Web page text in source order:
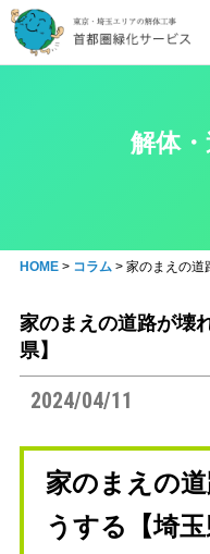
解体
HOME> コラム> 家のまえの道
家のまえの道路が壊
県】
2024/04/11
家のまえの
うする【埼玉